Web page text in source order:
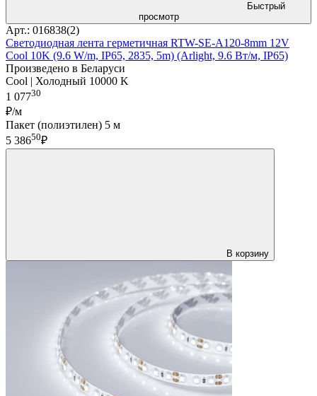
Быстрый
просмотр
Арт.: 016838(2)
Светодиодная лента герметичная RTW-SE-A120-8mm 12V
Cool 10K (9.6 W/m, IP65, 2835, 5m) (Arlight, 9.6 Вт/м, IP65)
Произведено в Беларуси
Cool | Холодный 10000 K
1 07730
₽/м
Пакет (полиэтилен) 5 м
5 38650₽
В корзину